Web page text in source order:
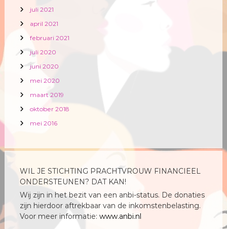
juli 2021
april 2021
februari 2021
juli 2020
juni 2020
mei 2020
maart 2019
oktober 2018
mei 2016
WIL JE STICHTING PRACHTVROUW FINANCIEEL
ONDERSTEUNEN? DAT KAN!
Wij zijn in het bezit van een anbi-status. De donaties
zijn hierdoor aftrekbaar van de inkomstenbelasting.
Voor meer informatie: www.anbi.nl